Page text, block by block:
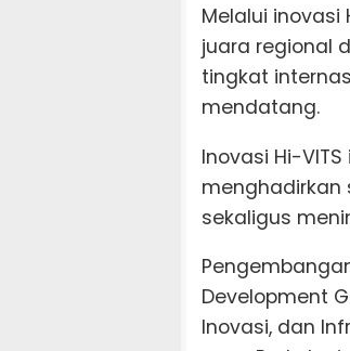
Melalui inovasi
juara regional
tingkat
mendatang.
Inovasi Hi-
menghadirkan
sekaligus
Development
Inovasi, dan